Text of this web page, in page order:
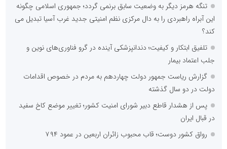
تنگه هرمز دیگر به وضعیت سابق برنمی گردد؛ جمهوری اسلامی چگونه
این آبراه راهبردی را به دال مرکزی نظم امنیتی جدید غرب آسیا تبدیل می
کند؟
تلفیق ابتکار و کیفیت؛ دندانپزشکی آینده در گرو فناوری‌های نوین و
جلب اعتماد بیمار
گزارش ریاست جمهور دولت چهاردهم به مردم در خصوص اقدامات
دولت در دو سال گذشته
پس از هشدار قاطع دبیر شورای امنیت کشور؛ تغییر موضع کاخ سفید
در قبال ایران
رواق کشور دوست؛ قاب محبوب زائران اربعین در عمود ۷۹۴